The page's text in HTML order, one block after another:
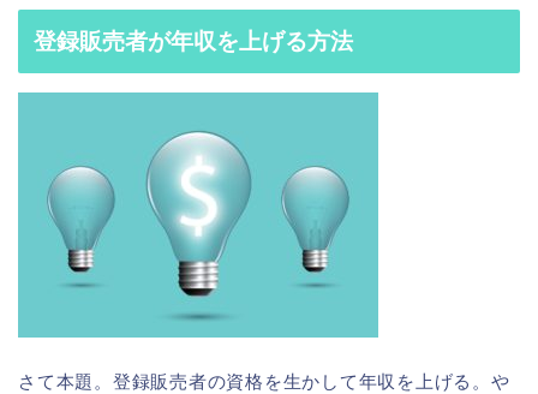
登録販売者が年収を上げる方法
さて本題。登録販売者の資格を生かして年収を上げる。や